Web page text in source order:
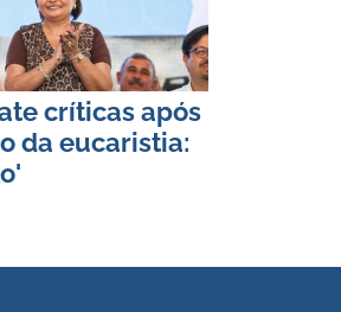
críticas após
da eucaristia: